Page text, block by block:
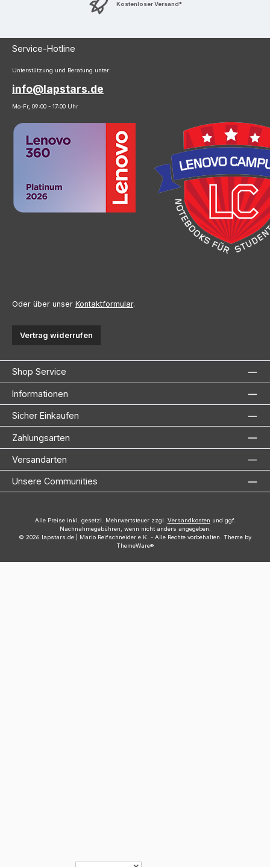
Kostenloser Versand*
Service-Hotline
Unterstützung und Beratung unter:
info@lapstars.de
Mo-Fr, 09:00 - 17:00 Uhr
Oder über unser Kontaktformular.
Vertrag widerrufen
Shop Service
Informationen
Sicher Einkaufen
Zahlungsarten
Versandarten
Unsere Communities
Alle Preise inkl. gesetzl. Mehrwertsteuer zzgl. Versandkosten und ggf.
Nachnahmegebühren, wenn nicht anders angegeben.
© 2026 lapstars.de | Mario Reifschneider e.K. - Alle Rechte vorbehalten. Theme by
ThemeWare®